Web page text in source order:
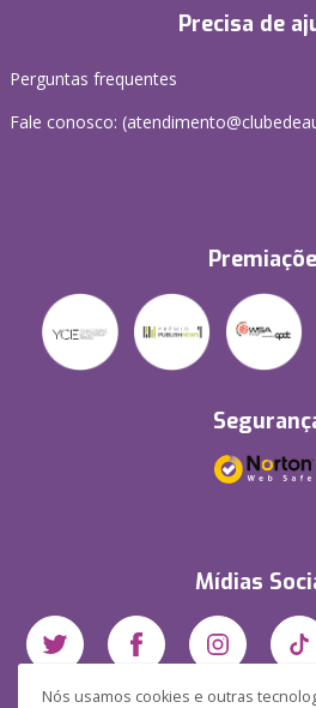
Nós usamos cookies e outras
Precisa de
Perguntas frequentes
Fale conosco:
Mídias